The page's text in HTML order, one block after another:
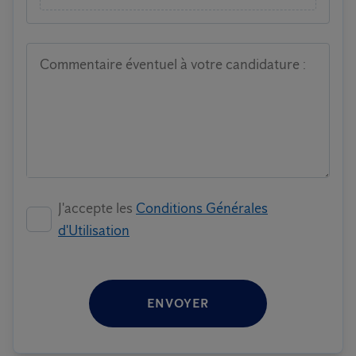
Commentaire éventuel à votre candidature :
J'accepte les Conditions Générales
d'Utilisation
ENVOYER